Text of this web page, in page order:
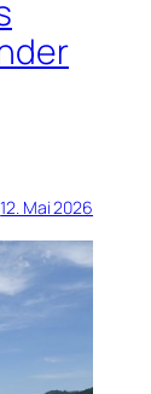
12. Mai 2026